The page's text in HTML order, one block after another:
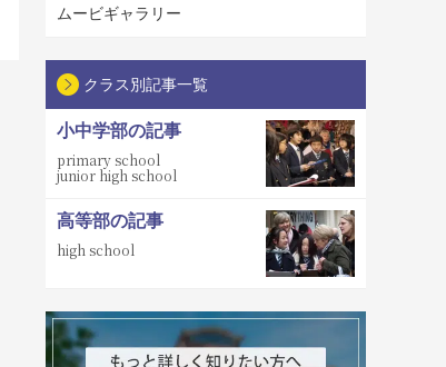
ムービギャラリー
クラス別記事一覧
小中学部の記事
primary school
junior high school
高等部の記事
high school